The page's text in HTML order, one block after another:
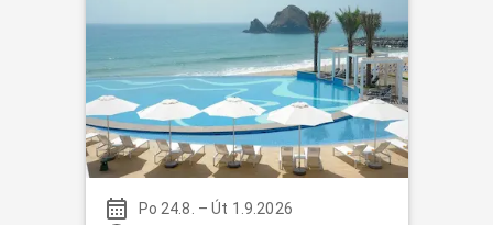
Po 24.8. –Út 1.9.2026